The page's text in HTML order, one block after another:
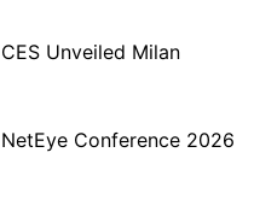
CES Unveiled Milan
NetEye Conference 2026